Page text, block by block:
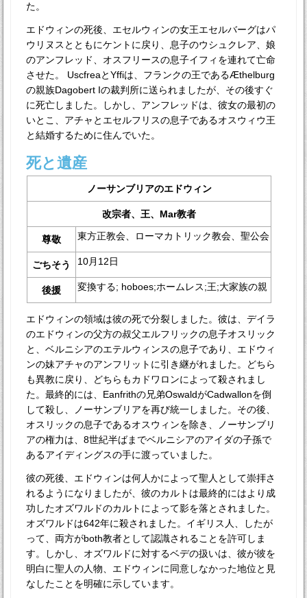
た。
エドウィンの死後、エセルウィンの女王エセルバーグはパ
ウリヌスとともにケントに戻り、息子のウシュクレア、娘
のアンフレッド、オスフリースの息子イフィを連れて亡命
させた。 UscfreaとYffiは、フランクの王であるÆthelburg
の親族Dagobert Iの裁判所に送られましたが、その後すぐ
に死亡しました。しかし、アンフレッドは、彼女の最初の
いとこ、アチャとエセルフリスの息子であるオスウィウ王
と結婚するために住んでいた。
死と遺産
ノーサンブリアのエドウィン
改宗者、王、Mar教者
尊敬 東方正教会、ローマカトリック教会、聖公会
ごちそう 10月12日
後援 変換する; hoboes;ホームレス;王;大家族の親
エドウィンの領域は彼の死で分裂しました。彼は、デイラ
のエドウィンの父方の叔父エルフリックの息子オスリック
と、ベルニシアのエテルウィンスの息子であり、エドウィ
ンの妹アチャのアンフリットに引き継がれました。どちら
も異教に戻り、どちらもカドワロンによって殺されまし
た。最終的には、Eanfrithの兄弟OswaldがCadwallonを倒
して殺し、ノーサンブリアを再び統一しました。その後、
オスリックの息子であるオスウィンを除き、ノーサンブリ
アの権力は、8世紀半ばまでベルニシアのアイダの子孫で
あるアイディングスの手に渡っていました。
彼の死後、エドウィンは何人かによって聖人として崇拝さ
れるようになりましたが、彼のカルトは最終的にはより成
功したオズワルドのカルトによって影を落とされました。
オズワルドは642年に殺されました。イギリス人、したが
って、両方がboth教者として認識されることを許可しま
す。しかし、オズワルドに対するベデの扱いは、彼が彼を
明白に聖人の人物、エドウィンに同意しなかった地位と見
なしたことを明確に示しています。